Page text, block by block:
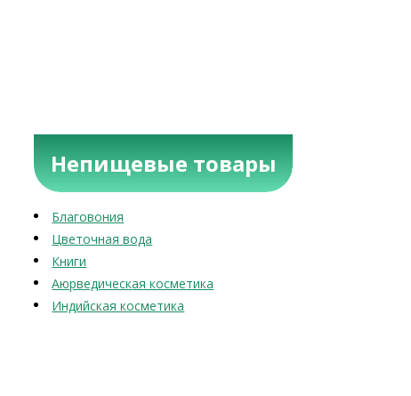
Непищевые товары
Благовония
Цветочная вода
Книги
Аюрведическая косметика
Индийская косметика